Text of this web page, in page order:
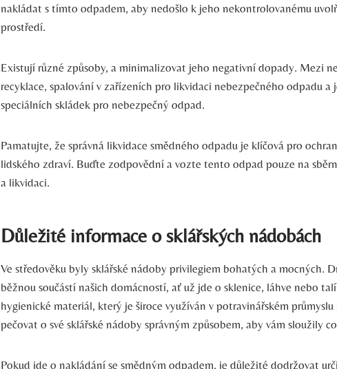
nakládat s tímto odpadem, ⁢aby nedošlo k jeho nekontrolovanému
prostředí.
Existují různé způsoby, a minimalizovat jeho negativní dopady. Mezi
recyklace,‍ spalování‍ v ⁤zařízeních pro‍ likvidaci nebezpečného odpadu a
speciálních skládek pro nebezpečný odpad.
Pamatujte, že správná likvidace​ smědného odpadu je klíčová pro
lidského zdraví. Buďte zodpovědní a vozte tento odpad pouze‍ na
a⁤ likvidaci.
Důležité informace ‌o ⁣sklářských nádobách
Ve středověku byly sklářské nádoby privilegiem bohatých a mocných.
běžnou součástí našich domácností, ať už ​jde⁣ o sklenice, láhve nebo​
hygienické⁣ materiál, který je široce využíván v potravinářském
pečovat ⁤o své‌ sklářské ‍nádoby správným ⁤způsobem,​ aby vám sloužily
Pokud jde o nakládání ‌se ‍smědným odpadem, je důležité ‌dodržovat